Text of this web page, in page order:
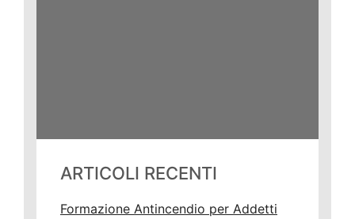
ARTICOLI RECENTI
Formazione Antincendio per Addetti